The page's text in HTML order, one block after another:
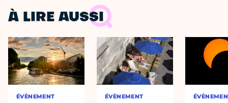
À LIRE AUSSI
ÉVÈNEMENT ÉVÈNEMENT